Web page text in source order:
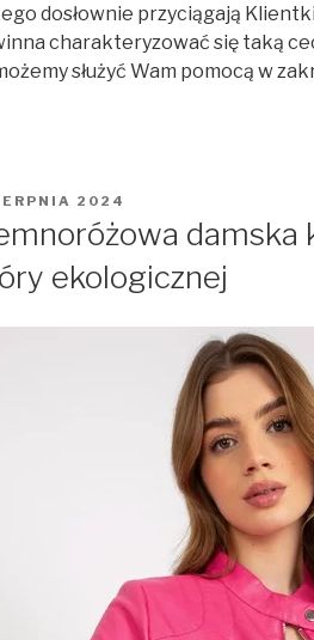
dosłownie przyciągają
charakteryzować się taką
służyć Wam pomocą w
2024
damska
ekologicznej